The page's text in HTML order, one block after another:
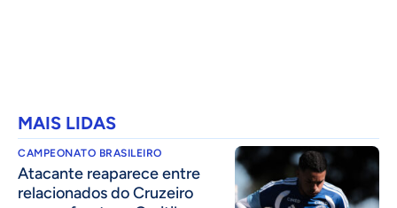
MAIS LIDAS
CAMPEONATO BRASILEIRO
Atacante reaparece entre
relacionados do Cruzeiro